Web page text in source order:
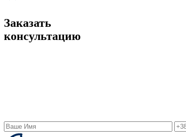
Заказать
консультацию